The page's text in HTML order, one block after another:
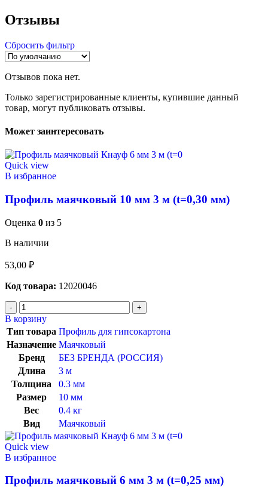
Отзывы
Сбросить фильтр
Отзывов пока нет.
Только зарегистрированные клиенты, купившие данный
товар, могут публиковать отзывы.
Может заинтересовать
Quick view
В избранное
Профиль маячковый 10 мм 3 м (t=0,30 мм)
Оценка 0 из 5
В наличии
53,00 ₽
Код товара: 12020046
В корзину
Тип товара Профиль для гипсокартона
Назначение Маячковый
Бренд
БЕЗ БРЕНДА (РОССИЯ)
Длина
3 м
Толщина
0.3 мм
Размер
10 мм
Вес
0.4 кг
Вид
Маячковый
Quick view
В избранное
Профиль маячковый 6 мм 3 м (t=0,25 мм)